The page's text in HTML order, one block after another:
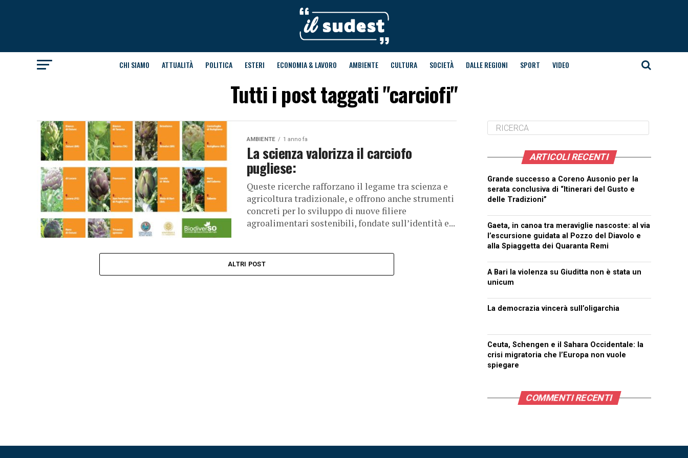
CHI SIAMO ATTUALITÀ POLITICA ESTERI ECONOMIA & LAVORO AMBIENTE CULTURA SOCIETÀ DALLE REGIONI SPORT VIDEO
Tutti i post taggati "carciofi"
AMBIENTE 1 anno fa
La scienza valorizza il carciofo
pugliese:
Queste ricerche rafforzano il legame tra scienza e
agricoltura tradizionale, e offrono anche strumenti
concreti per lo sviluppo di nuove filiere
agroalimentari sostenibili, fondate sull’identità e...
ALTRI POST
ARTICOLI RECENTI
Grande successo a Coreno Ausonio per la
serata conclusiva di “Itinerari del Gusto e
delle Tradizioni”
Gaeta, in canoa tra meraviglie nascoste: al via
l’escursione guidata al Pozzo del Diavolo e
alla Spiaggetta dei Quaranta Remi
A Bari la violenza su Giuditta non è stata un
unicum
La democrazia vincerà sull’oligarchia
Ceuta, Schengen e il Sahara Occidentale: la
crisi migratoria che l’Europa non vuole
spiegare
COMMENTI RECENTI